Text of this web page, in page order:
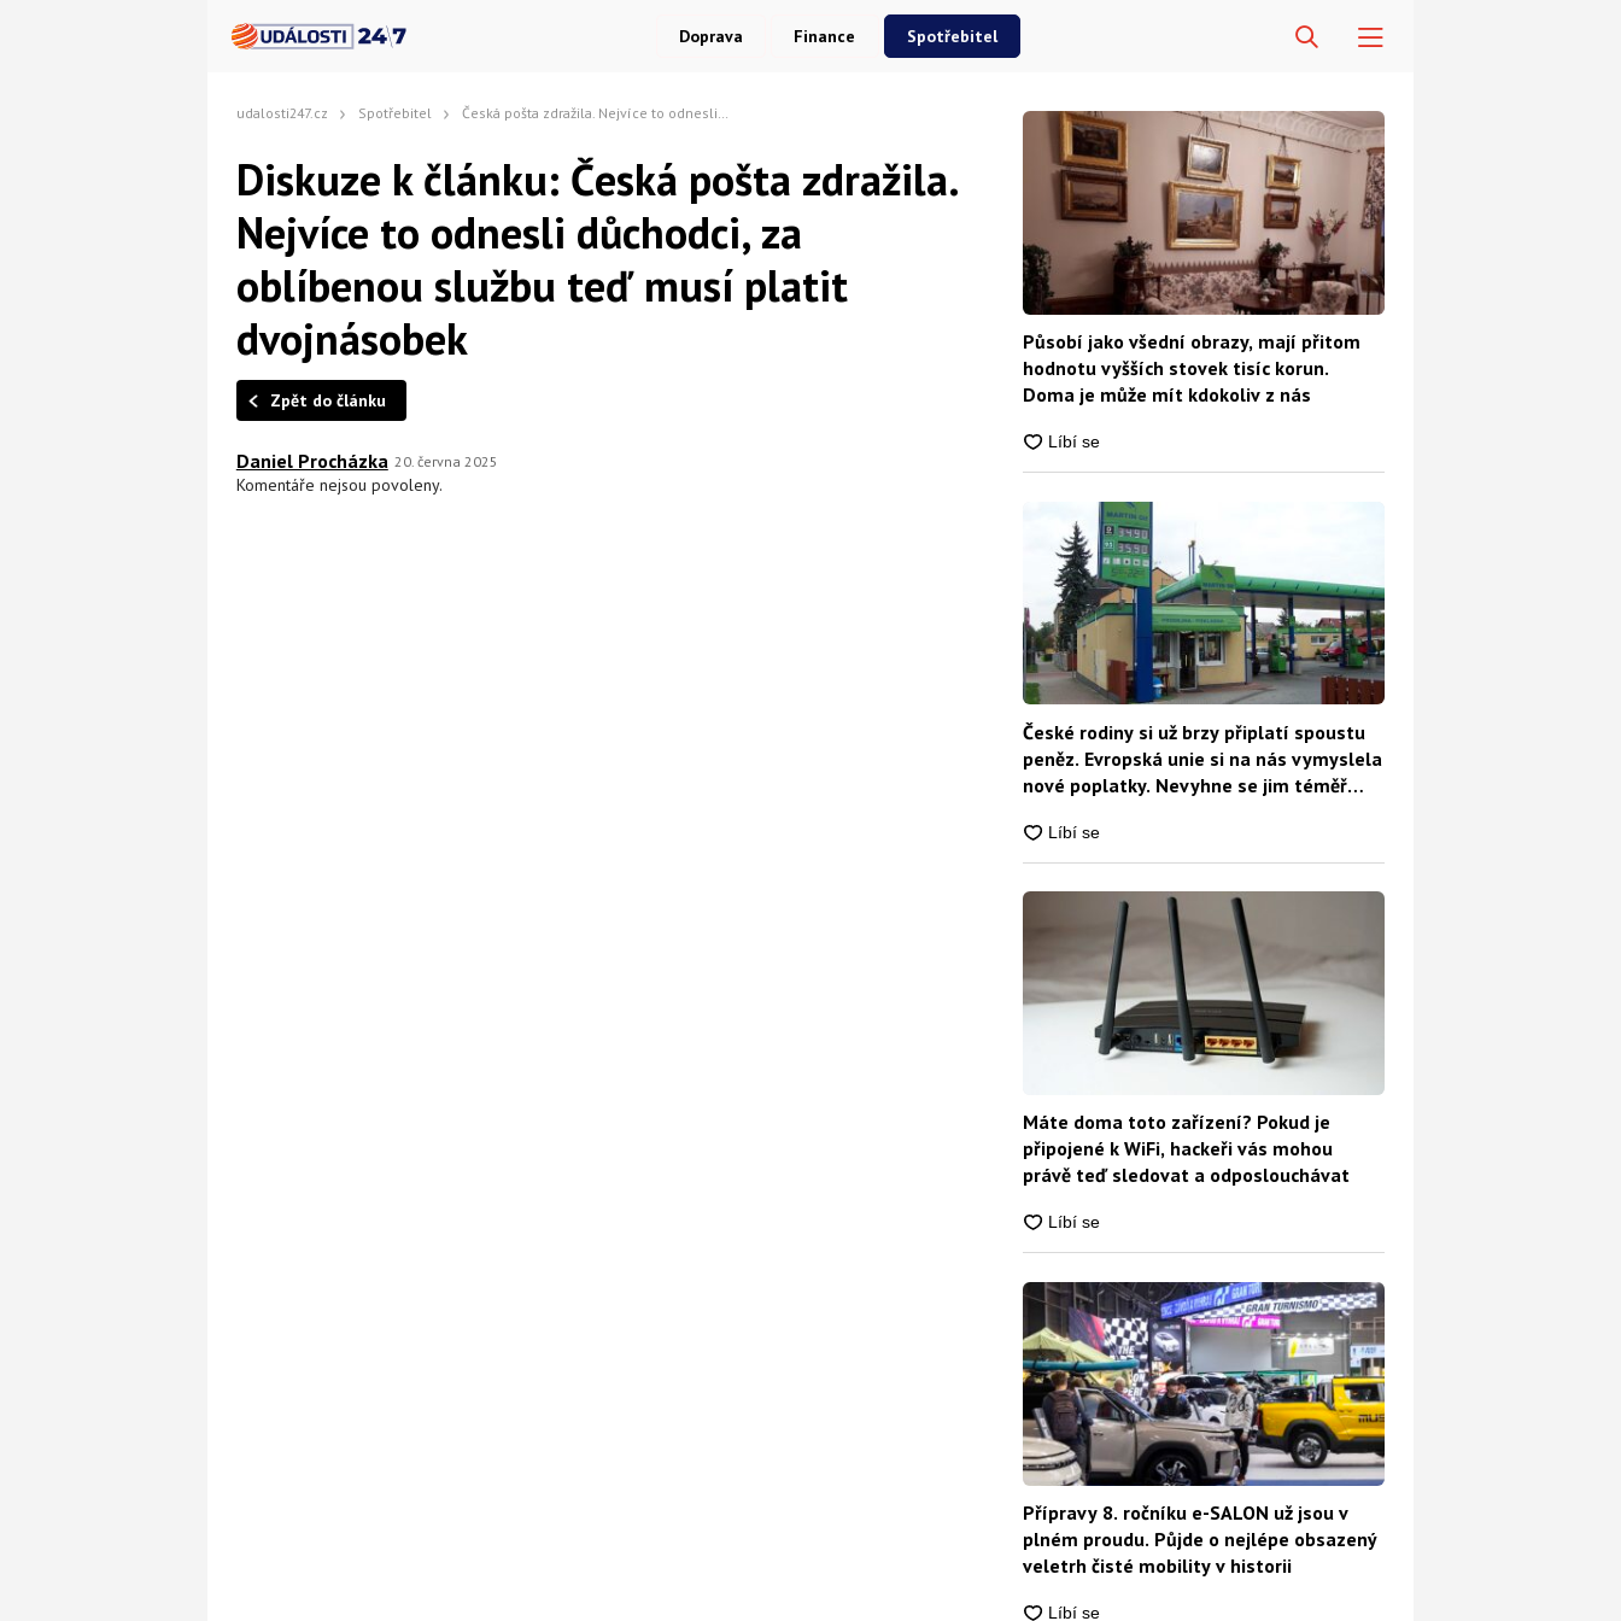
Doprava Finance Spotřebitel
udalosti247.cz Spotřebitel Česká pošta zdražila. Nejvíce to odnesli důchodci, za oblíbenou službu teď musí platit dvojnásobek Diskuze
Diskuze k článku: Česká pošta zdražila.
Nejvíce to odnesli důchodci, za
oblíbenou službu teď musí platit
dvojnásobek
Zpět do článku
Daniel Procházka 20. června 2025
Komentáře nejsou povoleny.
Působí jako všední obrazy, mají přitom
hodnotu vyšších stovek tisíc korun.
Doma je může mít kdokoliv z nás
České rodiny si už brzy připlatí spoustu
peněz. Evropská unie si na nás vymyslela
nové poplatky. Nevyhne se jim téměř
Máte doma toto zařízení? Pokud je
připojené k WiFi, hackeři vás mohou
právě teď sledovat a odposlouchávat
Přípravy 8. ročníku e-SALON už jsou v
plném proudu. Půjde o nejlépe obsazený
veletrh čisté mobility v historii